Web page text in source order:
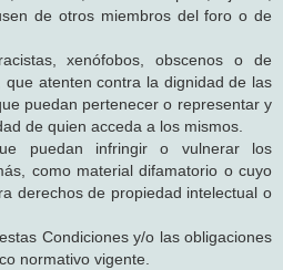
de otros miembros del foro o de
xenófobos, obscenos o de
atenten contra la dignidad de las
puedan pertenecer o representar y
de quien acceda a los mismos.
puedan infringir o vulnerar los
como material difamatorio o cuyo
derechos de propiedad intelectual o
Condiciones y/o las obligaciones
normativo vigente.